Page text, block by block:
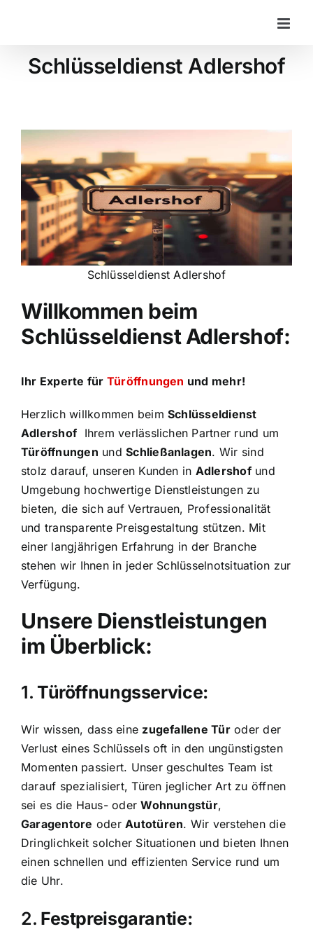
Schlüsseldienst Adlershof
Schlüsseldienst Adlershof
Willkommen beim
Schlüsseldienst Adlershof:
Ihr Experte für Türöffnungen und mehr!
Herzlich willkommen beim Schlüsseldienst
AdlershofIhrem verlässlichen Partner rund um
Türöffnungen undSchließanlagen. Wir sind
stolz darauf, unseren Kunden in Adlershofund
Umgebung hochwertige Dienstleistungen zu
bieten, die sich auf Vertrauen, Professionalität
und transparente Preisgestaltung stützen. Mit
einer langjährigen Erfahrung in der Branche
stehen wir Ihnen in jeder Schlüsselnotsituation zur
Verfügung.
Unsere Dienstleistungen
im Überblick:
1. Türöffnungsservice:
Wir wissen, dass eine zugefallene Türoder der
Verlust eines Schlüssels oft in den ungünstigsten
Momenten passiert. Unser geschultes Team ist
darauf spezialisiert, Türen jeglicher Art zu öffnen
sei es die Haus- oderWohnungstür,
Garagentore oderAutotüren. Wir verstehen die
Dringlichkeit solcher Situationen und bieten Ihnen
einen schnellen und effizienten Service rund um
die Uhr.
2. Festpreisgarantie: